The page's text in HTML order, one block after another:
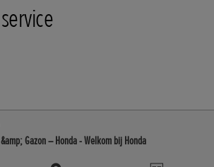
Gazon – Honda - Welkom bij Honda